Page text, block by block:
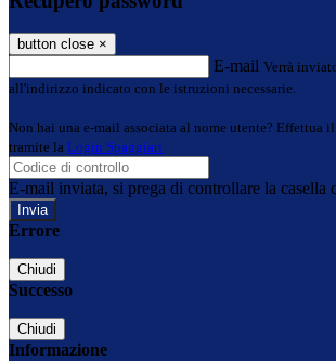
button close ×
E-mail Verrà
all'indirizzo indicato con le istruzioni necessarie.
Non hai una e-mail associata al nome utente? Effettua
tramite la Login Spaggiari
E-mail inviata, si prega di controllare la casella
Errore
Chiudi
Successo
Chiudi
Informazione